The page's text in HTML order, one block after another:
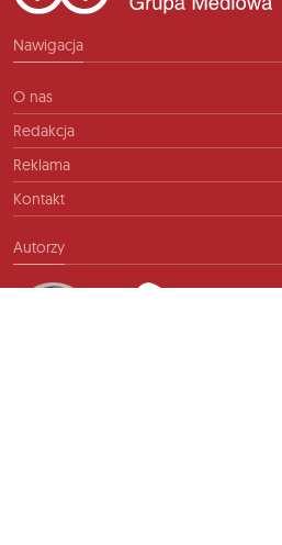
Nawigacja
O nas
Redakcja
Reklama
Kontakt
Autorzy